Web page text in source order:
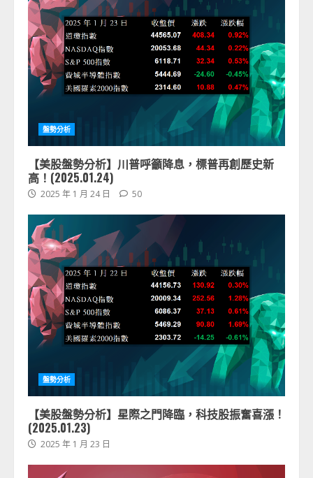
盤勢分析
【美股盤勢分析】川普呼籲降息，標普再創歷史新
高！(2025.01.24)
2025 年 1 月 24 日 50
盤勢分析
【美股盤勢分析】星際之門降臨，科技股振奮喜漲！
(2025.01.23)
2025 年 1 月 23 日